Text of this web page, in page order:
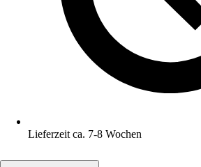
Lieferzeit ca. 7-8 Wochen